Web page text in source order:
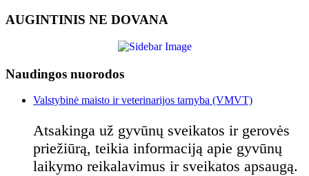
AUGINTINIS NE DOVANA
Naudingos nuorodos
Valstybinė maisto ir veterinarijos tarnyba (VMVT)
Atsakinga už gyvūnų sveikatos ir gerovės
priežiūrą, teikia informaciją apie gyvūnų
laikymo reikalavimus ir sveikatos apsaugą.